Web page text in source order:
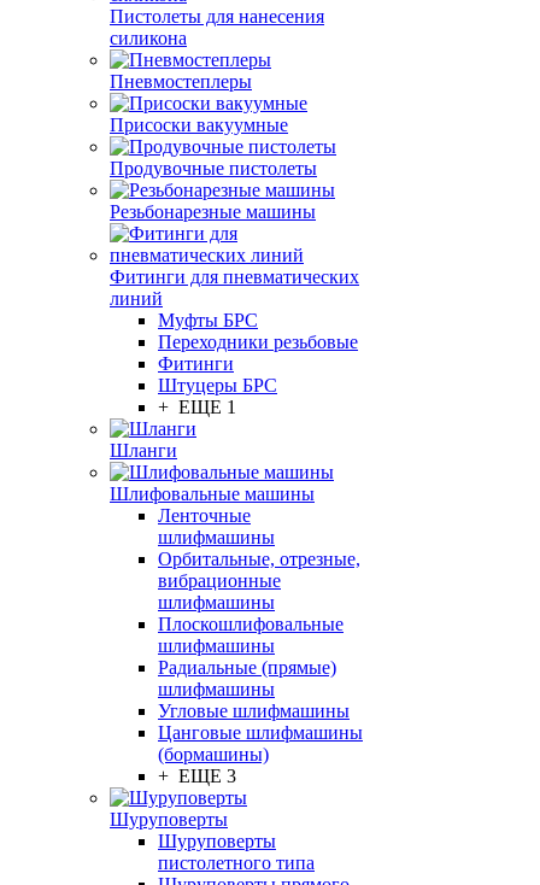
Пистолеты для нанесения
силикона
Пневмостеплеры
Присоски вакуумные
Продувочные пистолеты
Резьбонарезные машины
Фитинги для пневматических
линий
Муфты БРС
Переходники резьбовые
Фитинги
Штуцеры БРС
+ ЕЩЕ 1
Шланги
Шлифовальные машины
Ленточные
шлифмашины
Орбитальные, отрезные,
вибрационные
шлифмашины
Плоскошлифовальные
шлифмашины
Радиальные (прямые)
шлифмашины
Угловые шлифмашины
Цанговые шлифмашины
(бормашины)
+ ЕЩЕ 3
Шуруповерты
Шуруповерты
пистолетного типа